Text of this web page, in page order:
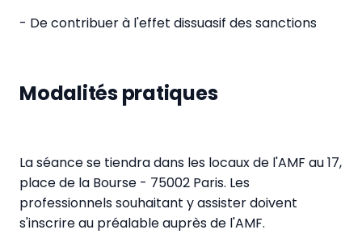
- De contribuer à l'effet dissuasif des sanctions
Modalités pratiques
La séance se tiendra dans les locaux de l'AMF au 17,
place de la Bourse - 75002 Paris. Les
professionnels souhaitant y assister doivent
s'inscrire au préalable auprès de l'AMF.